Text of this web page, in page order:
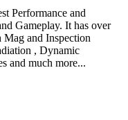
Performance and
Gameplay. It has over
and Inspection
, Dynamic
and much more...